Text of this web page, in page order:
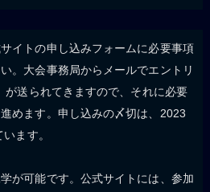
イトの申し込みフォームに必要事項
。大会事務局からメールでエントリ
が送られてきますので、それに必要
めます。申し込みの〆切は、2023
ます。
が可能です。公式サイトには、参加